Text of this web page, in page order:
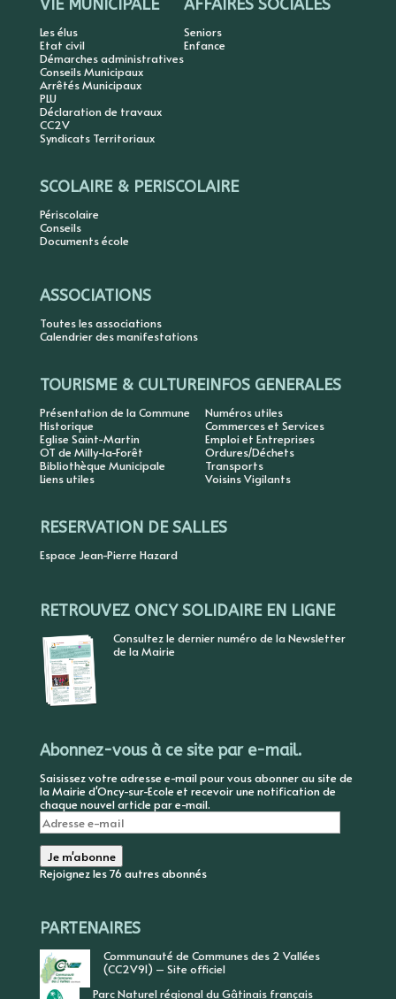
VIE MUNICIPALE
Les élus
Etat civil
Démarches administratives
Conseils Municipaux
Arrêtés Municipaux
PLU
Déclaration de travaux
CC2V
Syndicats Territoriaux
AFFAIRES SOCIALES
Seniors
Enfance
SCOLAIRE & PERISCOLAIRE
Périscolaire
Conseils
Documents école
ASSOCIATIONS
Toutes les associations
Calendrier des manifestations
TOURISME & CULTURE
Présentation de la Commune
Historique
Eglise Saint-Martin
OT de Milly-la-Forêt
Bibliothèque Municipale
Liens utiles
INFOS GENERALES
Numéros utiles
Commerces et Services
Emploi et Entreprises
Ordures/Déchets
Transports
Voisins Vigilants
RESERVATION DE SALLES
Espace Jean-Pierre Hazard
RETROUVEZ ONCY SOLIDAIRE EN LIGNE
Consultez le dernier numéro de la Newsletter
de la Mairie
Abonnez-vous à ce site par e-mail.
Saisissez votre adresse e-mail pour vous abonner au site de
la Mairie d'Oncy-sur-Ecole et recevoir une notification de
chaque nouvel article par e-mail.
Adresse
e-
mail
Je m'abonne
Rejoignez les 76 autres abonnés
PARTENAIRES
Communauté de Communes des 2 Vallées
(CC2V91) – Site officiel
Parc Naturel régional du Gâtinais français